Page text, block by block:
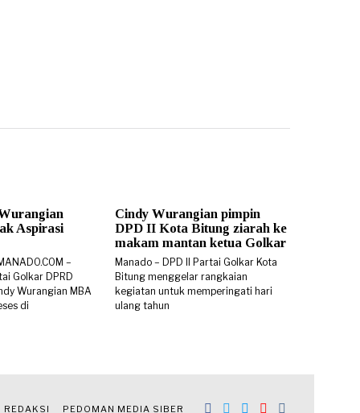
Aspirasi
–
Golkar DPRD
Wurangian MBA
di
Cindy Wurangian pimpin
DPD II Kota Bitung ziarah ke
makam mantan ketua Golkar
Manado – DPD II Partai Golkar Kota
Bitung menggelar rangkaian
kegiatan untuk memperingati hari
ulang tahun
REDAKSI PEDOMAN MEDIA SIBER